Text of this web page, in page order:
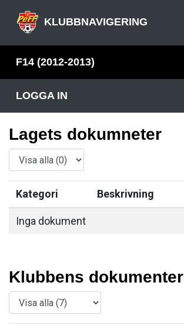
KLUBBNAVIGERING
F14 (2012-2013)
LOGGA IN
Lagets dokumneter
Kategori Beskrivning
Inga dokument
Klubbens dokumenter